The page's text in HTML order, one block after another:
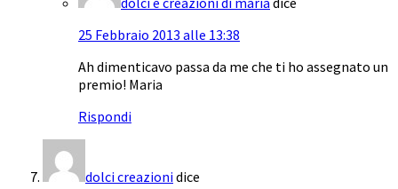
25 Febbraio 2013 alle 13:38
Ah dimenticavo passa da me che ti ho assegnato un
premio! Maria
Rispondi
dolci creazionidice